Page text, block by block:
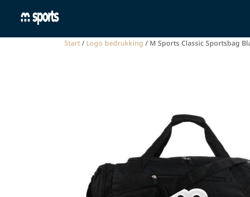
Start / Logo bedrukking / M Sports Classic Sportsbag